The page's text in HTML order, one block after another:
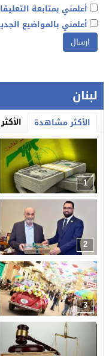
أعلمني بمتابعة
أعلمني بالمواضيع
لبنان
الأكثر مشاهدة
1
2
3